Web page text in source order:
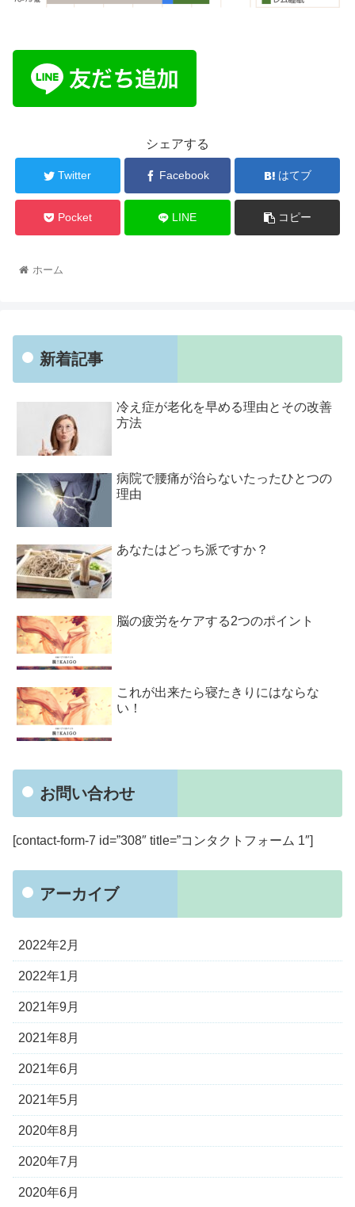
シェアする
Twitter Facebook はてブ
Pocket LINE コピー
ホーム
新着記事
冷え症が老化を早める理由とその改善
方法
病院で腰痛が治らないたったひとつの
理由
あなたはどっち派ですか？
脳の疲労をケアする2つのポイント
これが出来たら寝たきりにはならな
い！
お問い合わせ
[contact-form-7 id=”308″ title=”コンタクトフォーム 1″]
アーカイブ
2022年2月
2022年1月
2021年9月
2021年8月
2021年6月
2021年5月
2020年8月
2020年7月
2020年6月